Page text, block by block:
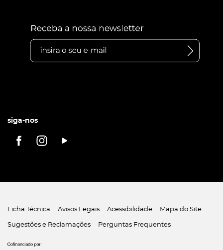
siga-nos
Ficha Técnica Avisos Legais Acessibilidade Mapa do Site
Sugestões e Reclamações Perguntas Frequentes